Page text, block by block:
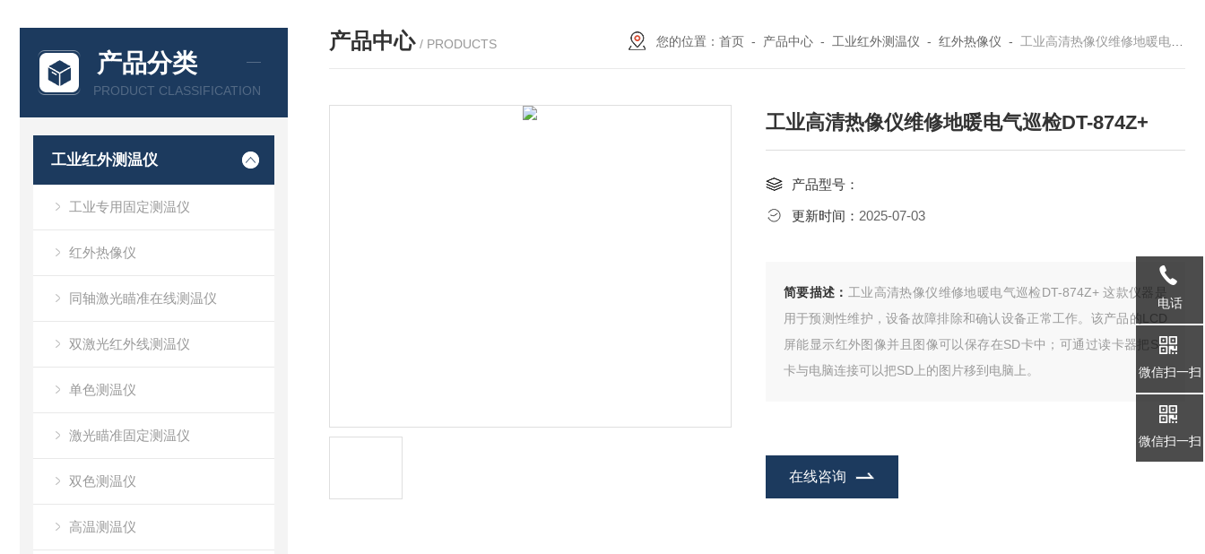
产品分类
PRODUCT CLASSIFICATION
工业红外测温仪
工业专用固定测温仪
红外热像仪
同轴激光瞄准在线测温仪
双激光红外线测温仪
单色测温仪
激光瞄准固定测温仪
双色测温仪
高温测温仪
产品中心 / PRODUCTS 您的位置： 首页- 产品中心- 工业红外测温仪 - 红外热像仪 - 工业高清热像仪维修地暖电气巡检DT-874Z+
工业高清热像仪维修地暖电气巡检DT-874Z+
产品型号：
更新时间： 2025-07-03
简要描述： 工业高清热像仪维修地暖电气巡检DT-874Z+ 这款仪器是
用于预测性维护，设备故障排除和确认设备正常工作。该产品的LCD
屏能显示红外图像并且图像可以保存在SD卡中；可通过读卡器把SD
卡与电脑连接可以把SD上的图片移到电脑上。
在线咨询
电话
微信扫一扫
微信扫一扫